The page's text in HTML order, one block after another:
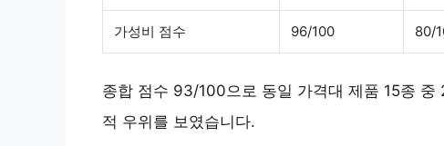
가성비 점수 96/100 80/
종합 점수 93/100으로 동일 가격대 제품 15종
적 우위를 보였습니다.